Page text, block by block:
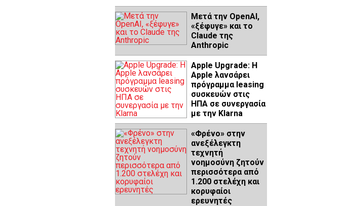
Μετά την OpenAI,
«ξέφυγε» και το
Claude της
Anthropic
Apple Upgrade: Η
Apple λανσάρει
πρόγραμμα leasing
συσκευών στις
ΗΠΑ σε συνεργασία
με την Klarna
«Φρένο» στην
ανεξέλεγκτη
τεχνητή
νοημοσύνη ζητούν
περισσότερα από
1.200 στελέχη και
κορυφαίοι
ερευνητές